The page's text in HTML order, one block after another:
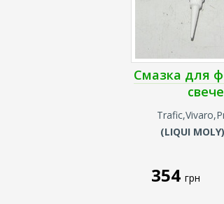
Смазка для
(LIQUI MOLY
354 грн